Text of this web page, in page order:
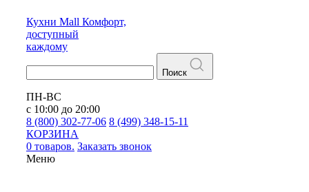
Кухни Mall Комфорт,
доступный
каждому
Поиск
ПН-ВС
с 10:00 до 20:00
8 (800) 302-77-06 8 (499) 348-15-11
КОРЗИНА
0 товаров. Заказать звонок
Меню